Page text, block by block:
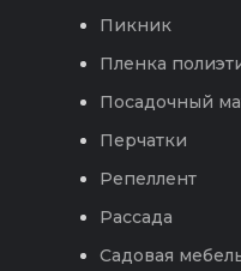
Пикник
Пленка
Посадочный
Перчатки
Репеллент
Рассада
Садовая